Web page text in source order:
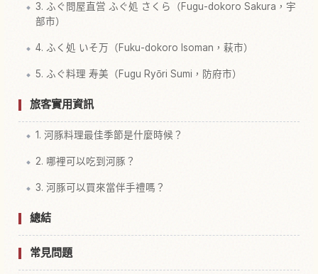
3. ふぐ問屋直営 ふぐ処 さくら（Fugu-dokoro Sakura，宇
部市）
4. ふく処 いそ万（Fuku-dokoro Isoman，萩市）
5. ふぐ料理 寿美（Fugu Ryōri Sumi，防府市）
旅客實用資訊
1. 河豚料理最佳季節是什麼時候？
2. 哪裡可以吃到河豚？
3. 河豚可以買來當伴手禮嗎？
總結
常見問題